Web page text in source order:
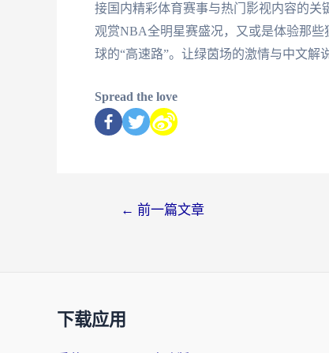
接国内精彩体育赛事与热门影视内容的
观赏NBA全明星赛盛况，又或是体验那
球的“高速路”。让绿茵场的激情与中文解
Spread the love
← 前一篇文章
下载应用